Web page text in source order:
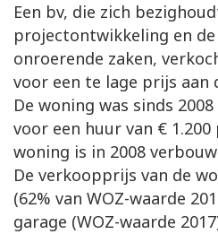
Een bv, die zich
projectontwikkeling en
onroerende zaken,
voor een te lage prijs aan
De woning was sinds
voor een huur van € 1.200
woning is in 2008
De verkoopprijs van de
(62% van WOZ-waarde
garage (WOZ-waarde